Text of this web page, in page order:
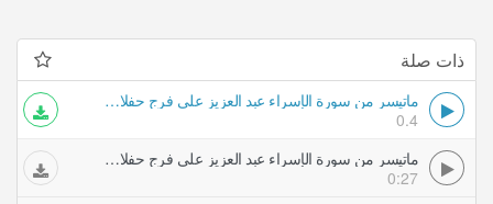
ذات صلة
ماتيسر من سورة الإسراء عبد العزيز علي فرج حفلات تلاوات مجودة
0.4
ماتيسر من سورة الإسراء عبد العزيز علي فرج حفلات تلاوات مجودة
0:27